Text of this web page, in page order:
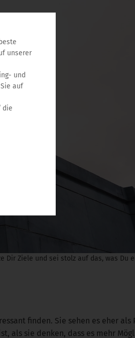
Dir Ziele und sei stolz auf das, was Du
finden. Sie sehen es eher als
als sie denken, dass es mehr
unserer
und
auf
die